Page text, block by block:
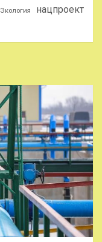
Экология
нацпроект